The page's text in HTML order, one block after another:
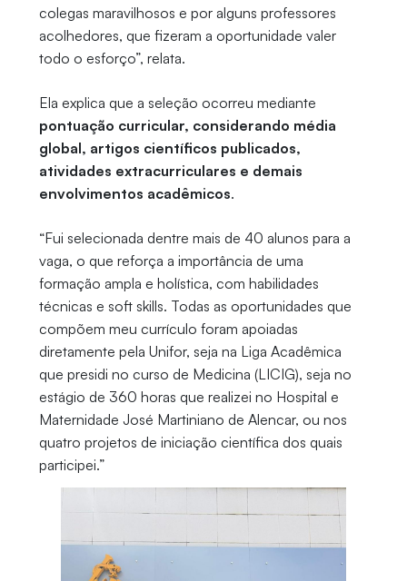
colegas maravilhosos e por alguns professores
acolhedores, que fizeram a oportunidade valer
todo o esforço”, relata.
Ela explica que a seleção ocorreu mediante
pontuação curricular, considerando média
global, artigos científicos publicados,
atividades extracurriculares e demais
envolvimentos acadêmicos.
“Fui selecionada dentre mais de 40 alunos para a
vaga, o que reforça a importância de uma
formação ampla e holística, com habilidades
técnicas e soft skills. Todas as oportunidades que
compõem meu currículo foram apoiadas
diretamente pela Unifor, seja na Liga Acadêmica
que presidi no curso de Medicina (LICIG), seja no
estágio de 360 horas que realizei no Hospital e
Maternidade José Martiniano de Alencar, ou nos
quatro projetos de iniciação científica dos quais
participei.”